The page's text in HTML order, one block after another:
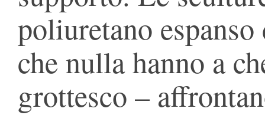
poliuretano
che nulla hanno a
grottesco –